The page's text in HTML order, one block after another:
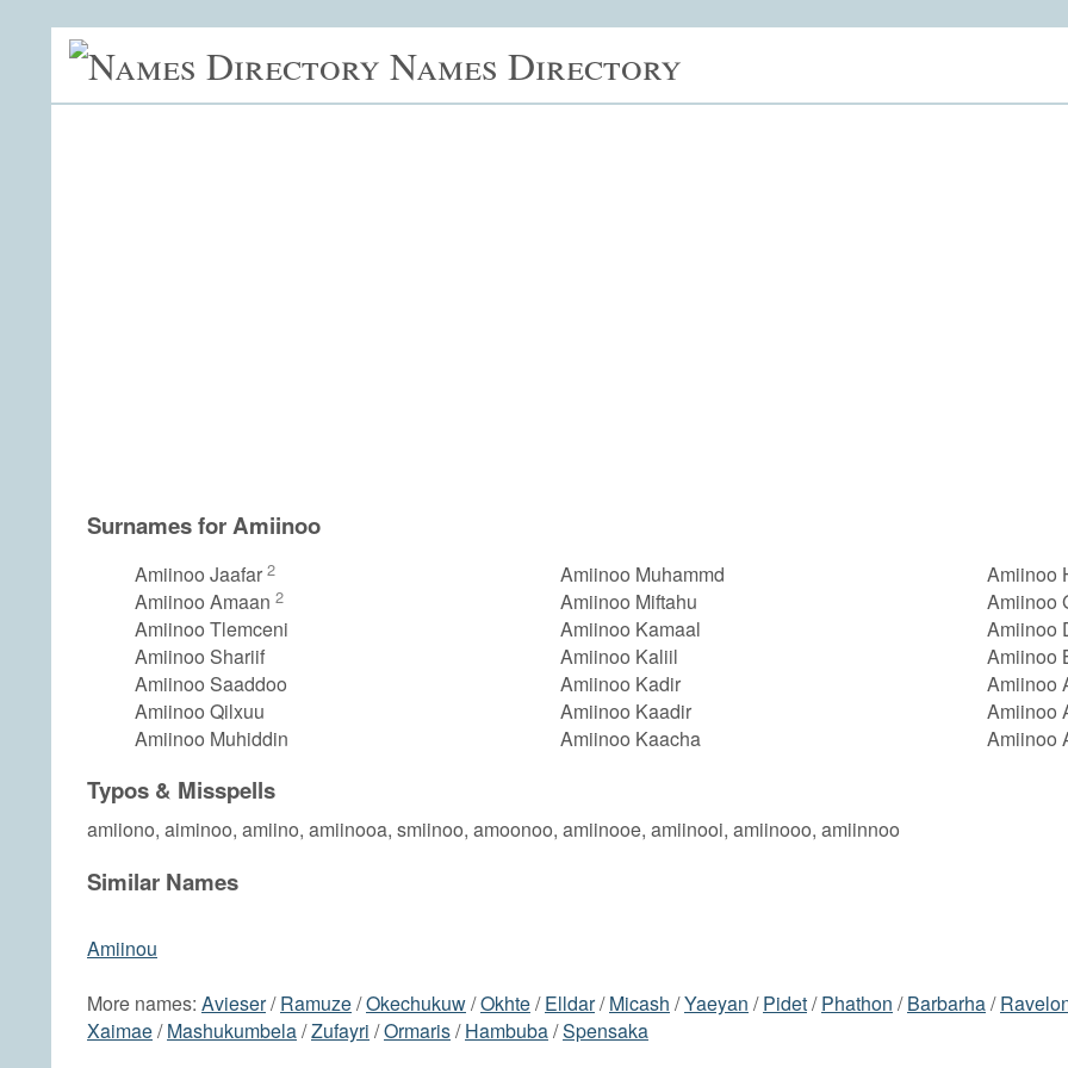
Names Directory
Surnames for Amiinoo
Amiinoo Jaafar 2
Amiinoo Amaan 2
Amiinoo Tlemceni
Amiinoo Shariif
Amiinoo Saaddoo
Amiinoo Qilxuu
Amiinoo Muhiddin
Amiinoo Muhammd
Amiinoo Miftahu
Amiinoo Kamaal
Amiinoo Kaliil
Amiinoo Kadir
Amiinoo Kaadir
Amiinoo Kaacha
Amiinoo
Amiinoo
Amiinoo
Amiinoo
Amiinoo
Amiinoo
Amiinoo
Typos & Misspells
amiiono, aiminoo, amiino, amiinooa, smiinoo, amoonoo, amiinooe, amiinooi, amiinooo, amiinnoo
Similar Names
Amiinou
More names: Avieser/Ramuze/Okechukuw/Okhte/Elldar/Micash /Yaeyan /Pidet/Phathon /Barbarha/
Xaimae/Mashukumbela/Zufayri /Ormaris/Hambuba/Spensaka